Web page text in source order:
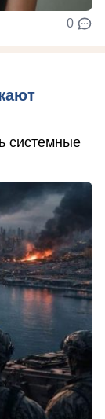
0
системные